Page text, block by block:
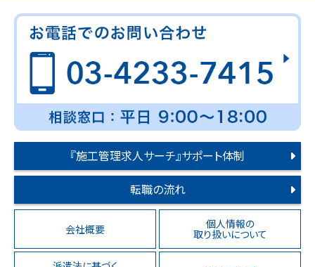
『施工管理求人サーチ』サポート体制
転職の流れ
会社概要 個人情報の
取り扱いについて